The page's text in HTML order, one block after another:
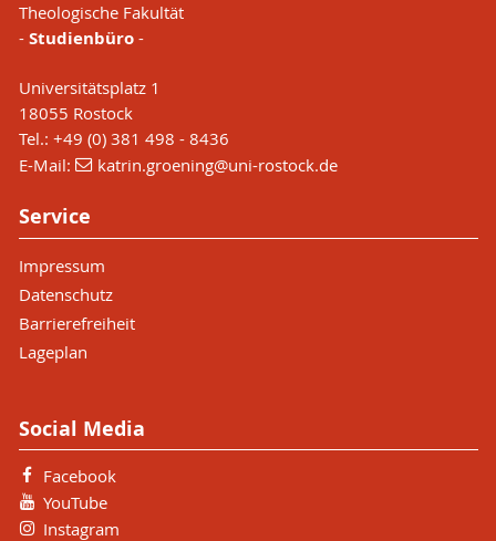
Theologische Fakultät
- Studienbüro -
Universitätsplatz 1
18055 Rostock
Tel.: +49 (0) 381 498 - 8436
E-Mail:
katrin.groening@uni-rostock.de
Service
Impressum
Datenschutz
Barrierefreiheit
Lageplan
Social Media
Facebook
YouTube
Instagram